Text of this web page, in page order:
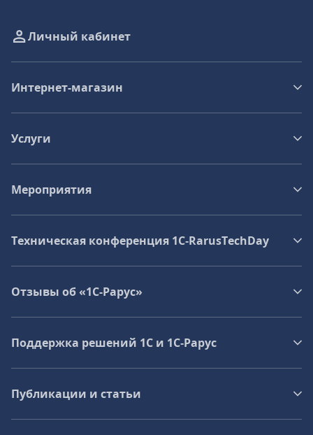
Личный кабинет
Интернет-магазин
Услуги
Мероприятия
Техническая конференция 1C‑RarusTechDay
Отзывы об «1С-Рарус»
Поддержка решений 1С и 1С‑Рарус
Публикации и статьи